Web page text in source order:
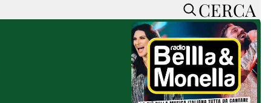
CERCA
ACCEDI o REGISTRATI
CONTATTI
CON NOI
CERCA